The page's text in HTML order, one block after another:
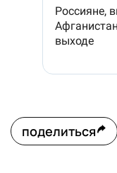
поделиться